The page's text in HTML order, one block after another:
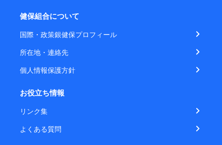
健保組合について
国際・政策銀健保プロフィール
所在地・連絡先
個人情報保護方針
お役立ち情報
リンク集
よくある質問